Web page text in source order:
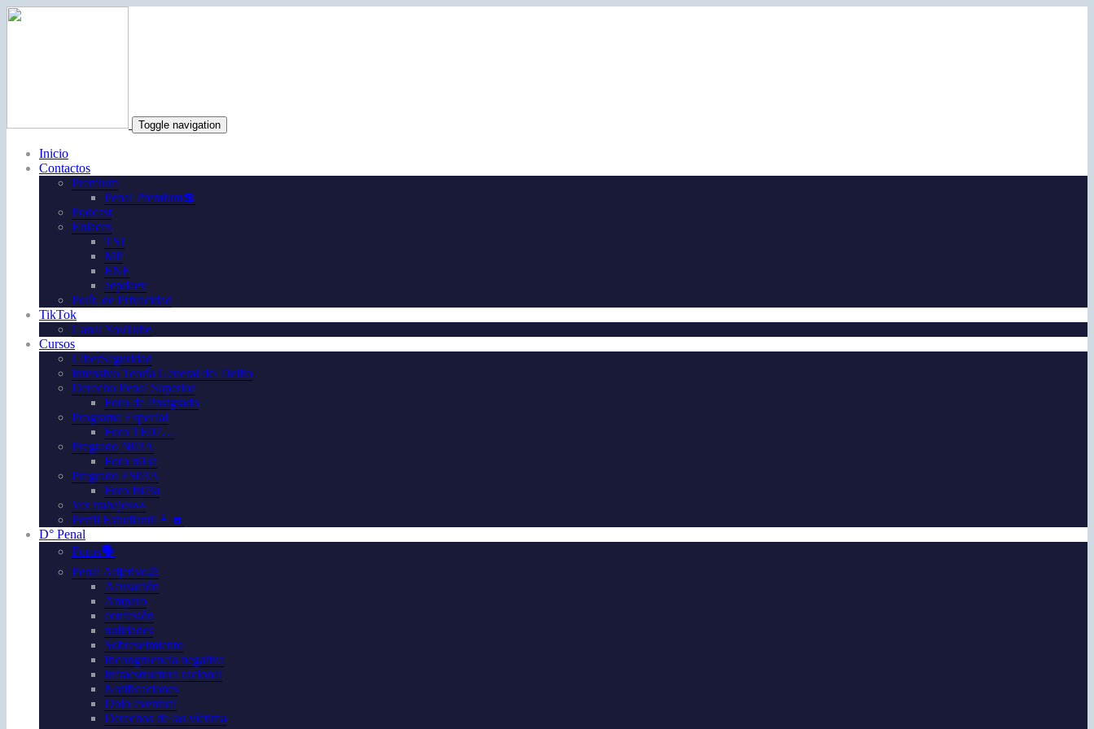
Toggle navigation
Inicio
Contactos
Premium
Penal Premium💲
Podcast
Enlaces
TSJ
MP
ENF
aepdaev
Polít. de Privacidad
TikTok
Canal YouTube
Cursos
CiberSeguridad
Intensivo Teoría General del Delito
Derecho Penal Superior
Foro de Postgrado
Programa Especial
Foro TE07…
Pregrado N03A
Foro n03a
Pregrado FS03A
Foro fs03a
Ver trabajos👀
Perfil Estudiantil👩‍🎓
D° Penal
Foros🗣️
Penal Adjetivo⚖️
Acusación
Amparo
confesión
nulidades
Sobreseimiento
Incongruencia negativa
Infraestructura racional
Notificaciones
Dolo eventual
Derechos de las víctima